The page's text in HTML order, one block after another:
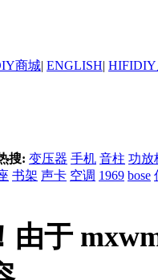
商城| ENGLISH|
搜: 变压器 手机 音柱 功放
书架 声卡 空调 1969 bose
由于